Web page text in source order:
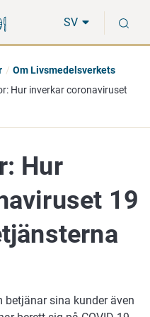
SV
Om Livsmedelsverkets
Hur inverkar coronaviruset
Hur
19
sina kunder även